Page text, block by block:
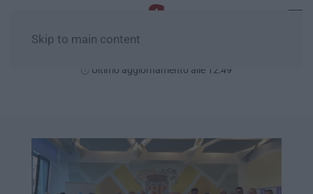
Skip to main content
Ultimo aggiornamento alle 12:49